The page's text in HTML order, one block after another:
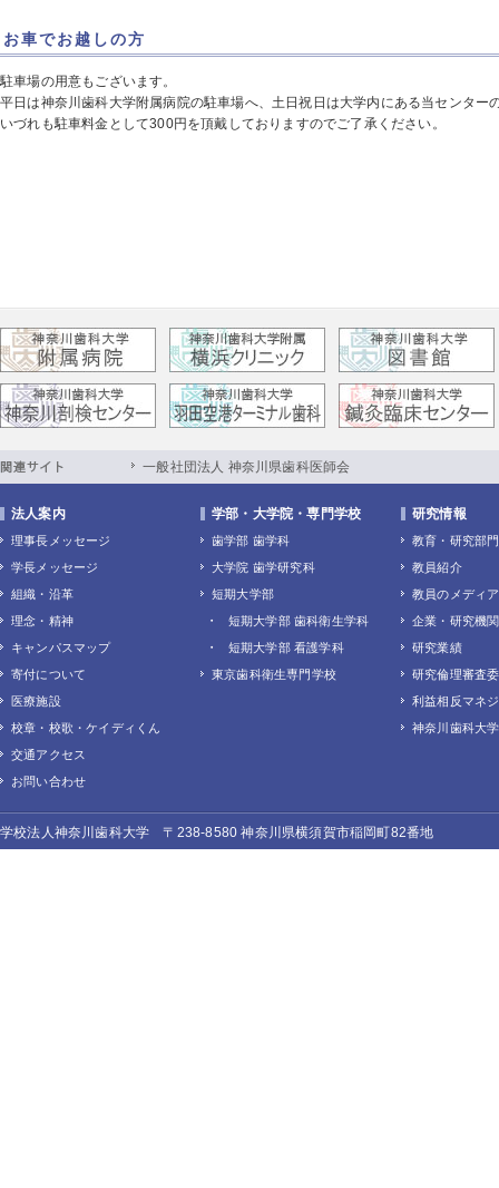
お車でお越しの方
駐車場の用意もございます。
平日は神奈川歯科大学附属病院の駐車場へ、土日祝日は大学内にある当センター
いづれも駐車料金として300円を頂戴しておりますのでご了承ください。
一般社団法人 神奈川県歯科医師会
法人案内
理事長メッセージ
学長メッセージ
組織・沿革
理念・精神
キャンパスマップ
寄付について
医療施設
校章・校歌・ケイディくん
交通アクセス
お問い合わせ
学部・大学院・専門学校
歯学部 歯学科
大学院 歯学研究科
短期大学部
短期大学部 歯科衛生学科
短期大学部 看護学科
東京歯科衛生専門学校
研究情報
教育・研究部門
教員紹介
教員のメディ
企業・研究機関
研究業績
研究倫理審査
利益相反マネ
神奈川歯科大
学校法人神奈川歯科大学 〒238-8580 神奈川県横須賀市稲岡町82番地